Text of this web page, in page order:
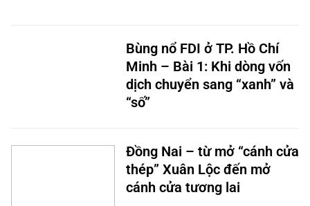
Bùng nổ FDI ở TP. Hồ Chí
Minh – Bài 1: Khi dòng vốn
dịch chuyển sang “xanh” và
“số”
Đồng Nai – từ mở “cánh cửa
thép” Xuân Lộc đến mở
cánh cửa tương lai